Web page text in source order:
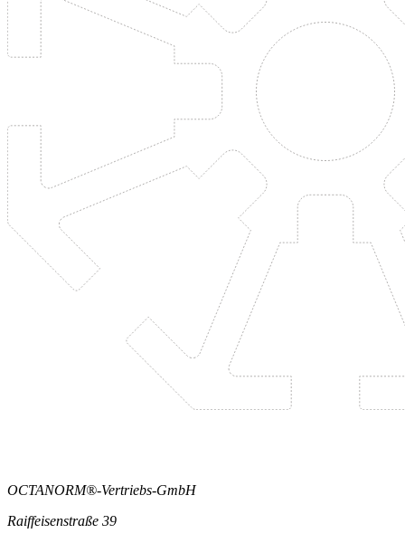
OCTANORM®-Vertriebs-GmbH
Raiffeisenstraße 39